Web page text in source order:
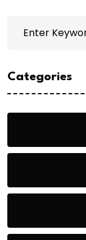
Categories